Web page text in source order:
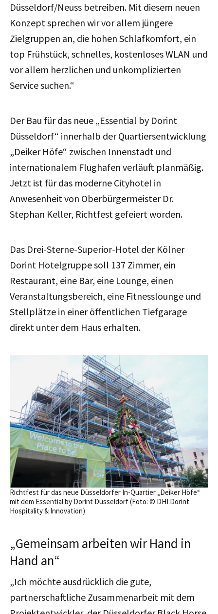
Düsseldorf/Neuss betreiben. Mit diesem neuen
Konzept sprechen wir vor allem jüngere
Zielgruppen an, die hohen Schlafkomfort, ein
top Frühstück, schnelles, kostenloses WLAN und
vor allem herzlichen und unkomplizierten
Service suchen.“
Der Bau für das neue „Essential by Dorint
Düsseldorf“ innerhalb der Quartiersentwicklung
„Deiker Höfe“ zwischen Innenstadt und
internationalem Flughafen verläuft planmäßig.
Jetzt ist für das moderne Cityhotel in
Anwesenheit von Oberbürgermeister Dr.
Stephan Keller, Richtfest gefeiert worden.
Das Drei-Sterne-Superior-Hotel der Kölner
Dorint Hotelgruppe soll 137 Zimmer, ein
Restaurant, eine Bar, eine Lounge, einen
Veranstaltungsbereich, eine Fitnesslounge und
Stellplätze in einer öffentlichen Tiefgarage
direkt unter dem Haus erhalten.
Richtfest für das neue Düsseldorfer In-Quartier „Deiker Höfe“
mit dem Essential by Dorint Düsseldorf (Foto: © DHI Dorint
Hospitality & Innovation)
„Gemeinsam arbeiten wir Hand in
Hand an“
„Ich möchte ausdrücklich die gute,
partnerschaftliche Zusammenarbeit mit dem